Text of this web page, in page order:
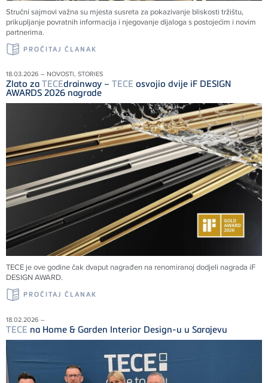
Stručni sajmovi važna su mjesta susreta za pokazivanje bliskosti tržištu,
prikupljanje povratnih informacija i njegovanje dijaloga s postojećim i novim
partnerima.
PROČITAJ ČLANAK
18.03.2026 – NOVOSTI, STORIES
Zlato za TECEdrainway – TECE osvojio dvije iF DESIGN
AWARDS 2026 nagrade
TECE je ove godine čak dvaput nagrađen na renomiranoj dodjeli nagrada iF
DESIGN AWARD.
PROČITAJ ČLANAK
18.02.2026 –
TECE na Home & Garden Interior Design-u u Sarajevu